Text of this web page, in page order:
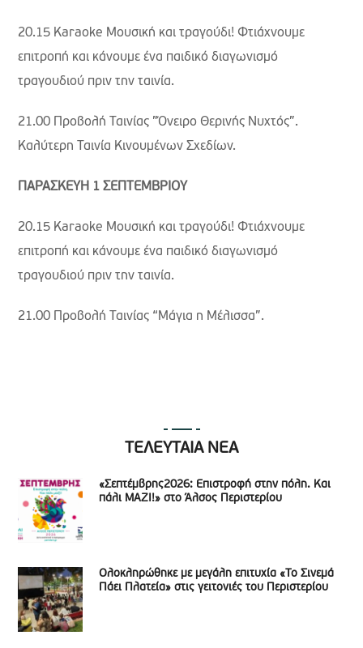
20.15 Κaraoke Μουσική και τραγούδι! Φτιάχνουμε
επιτροπή και κάνουμε ένα παιδικό διαγωνισμό
τραγουδιού πριν την ταινία.
21.00 Προβολή Ταινίας ”Όνειρο Θερινής Νυχτός”.
Καλύτερη Ταινία Κινουμένων Σχεδίων.
ΠΑΡΑΣΚΕΥΗ 1 ΣΕΠΤΕΜΒΡΙΟΥ
20.15 Κaraoke Μουσική και τραγούδι! Φτιάχνουμε
επιτροπή και κάνουμε ένα παιδικό διαγωνισμό
τραγουδιού πριν την ταινία.
21.00 Προβολή Ταινίας “Μάγια η Μέλισσα”.
ΤΕΛΕΥΤΑΙΑ ΝΕΑ
«Σεπτέμβρης2026: Επιστροφή στην πόλη. Και
πάλι ΜΑΖΙ!» στο Άλσος Περιστερίου
Ολοκληρώθηκε με μεγάλη επιτυχία «Το Σινεμά
Πάει Πλατεία» στις γειτονιές του Περιστερίου